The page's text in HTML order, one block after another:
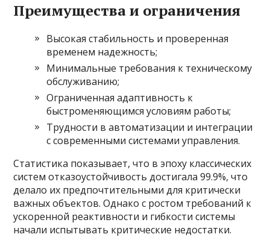
Преимущества и ограничения
Высокая стабильность и проверенная
временем надежность;
Минимальные требования к техническому
обслуживанию;
Ограниченная адаптивность к
быстроменяющимся условиям работы;
Трудности в автоматизации и интеграции
с современными системами управления.
Статистика показывает, что в эпоху классических
систем отказоустойчивость достигала 99.9%, что
делало их предпочтительными для критически
важных объектов. Однако с ростом требований к
ускоренной реактивности и гибкости системы
начали испытывать критические недостатки.